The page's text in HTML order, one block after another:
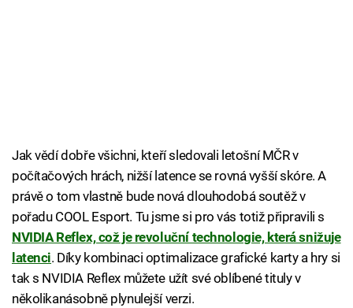
Jak vědí dobře všichni, kteří sledovali letošní MČR v
počítačových hrách, nižší latence se rovná vyšší skóre. A
právě o tom vlastně bude nová dlouhodobá soutěž v
pořadu COOL Esport. Tu jsme si pro vás totiž připravili s
NVIDIA Reflex, což je revoluční technologie, která snižuje
latenci. Díky kombinaci optimalizace grafické karty a hry si
tak s NVIDIA Reflex můžete užít své oblíbené tituly v
několikanásobně plynulejší verzi.